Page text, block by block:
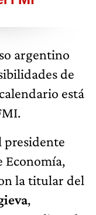
argentino
de
está
presidente
Economía,
la titular del
,